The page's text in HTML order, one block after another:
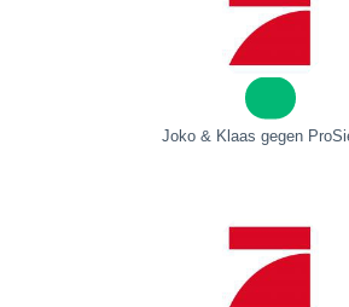
Joko & Klaas gegen